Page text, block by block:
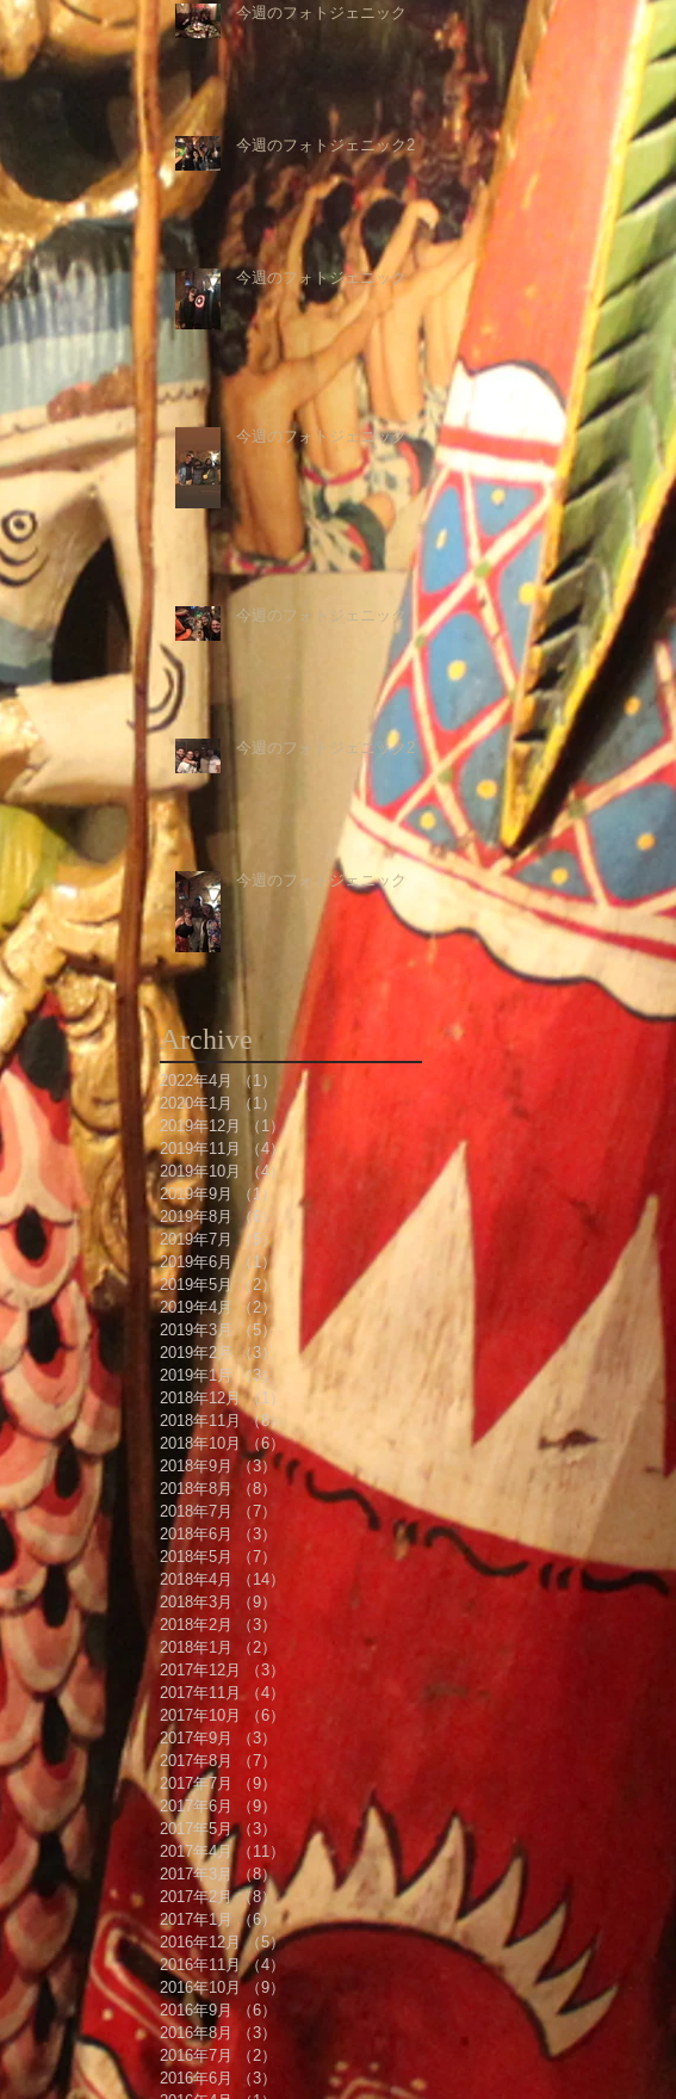
今週のフォトジェニック
今週のフォトジェニック2
今週のフォトジェニック
今週のフォトジェニック
今週のフォトジェニック
今週のフォトジェニック2
今週のフォトジェニック
Archive
2022年4月 （1）
1件の記事
2020年1月
（1）
1件の記事
2019年12月
（1）1件の記事
2019年11月
（4）4件の記事
2019年10月
（4）
2019年9月
（1）
1件の記事
2019年8月
（6）
2019年7月 （5）
2019年6月 （1）
2019年5月
（2）
2019年4月
（2）
2件の記事
2019年3月 （5）
5件の記事
2019年2月 （3）
3件の記事
2019年1月 （3）
3件の記事
2018年12月 （1）
1件の記事
2018年11月 （8）
2018年10月
（6）6件の記事
2018年9月
（3）3件の記事
2018年8月
（8）
8件の記事
2018年7月
（7）
2018年6月
（3）
2018年5月
（7）
2018年4月
（14）
2018年3月
（9）
2018年2月
（3）
2018年1月
（2）
2017年12月
（3）
2017年11月 （4）
2017年10月
（6）
2017年9月
（3）
2017年8月
（7）
2017年7月
（9）
2017年6月
（9）
2017年5月 （3）
3件の記事
2017年4月 （11）
11件の記事
2017年3月
（8）8件の記事
2017年2月 （8）8件の記事
2017年1月 （6）
6件の記事
2016年12月 （5）5件の記事
2016年11月 （4）
2016年10月 （9）
2016年9月
（6）
2016年8月
（3）
2016年7月
（2）
2016年6月
（3）
3件の記事